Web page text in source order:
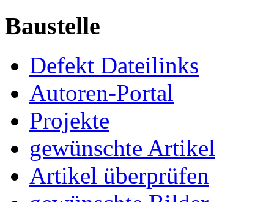
Baustelle
Defekt Dateilinks
Autoren-Portal
Projekte
gewünschte Artikel
Artikel überprüfen